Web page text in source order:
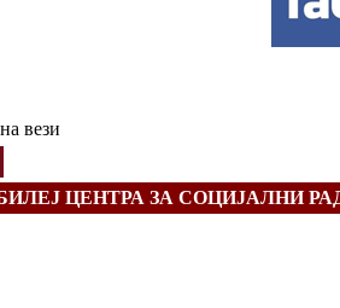
вези
ЦЕНТРА ЗА СОЦИЈАЛНИ